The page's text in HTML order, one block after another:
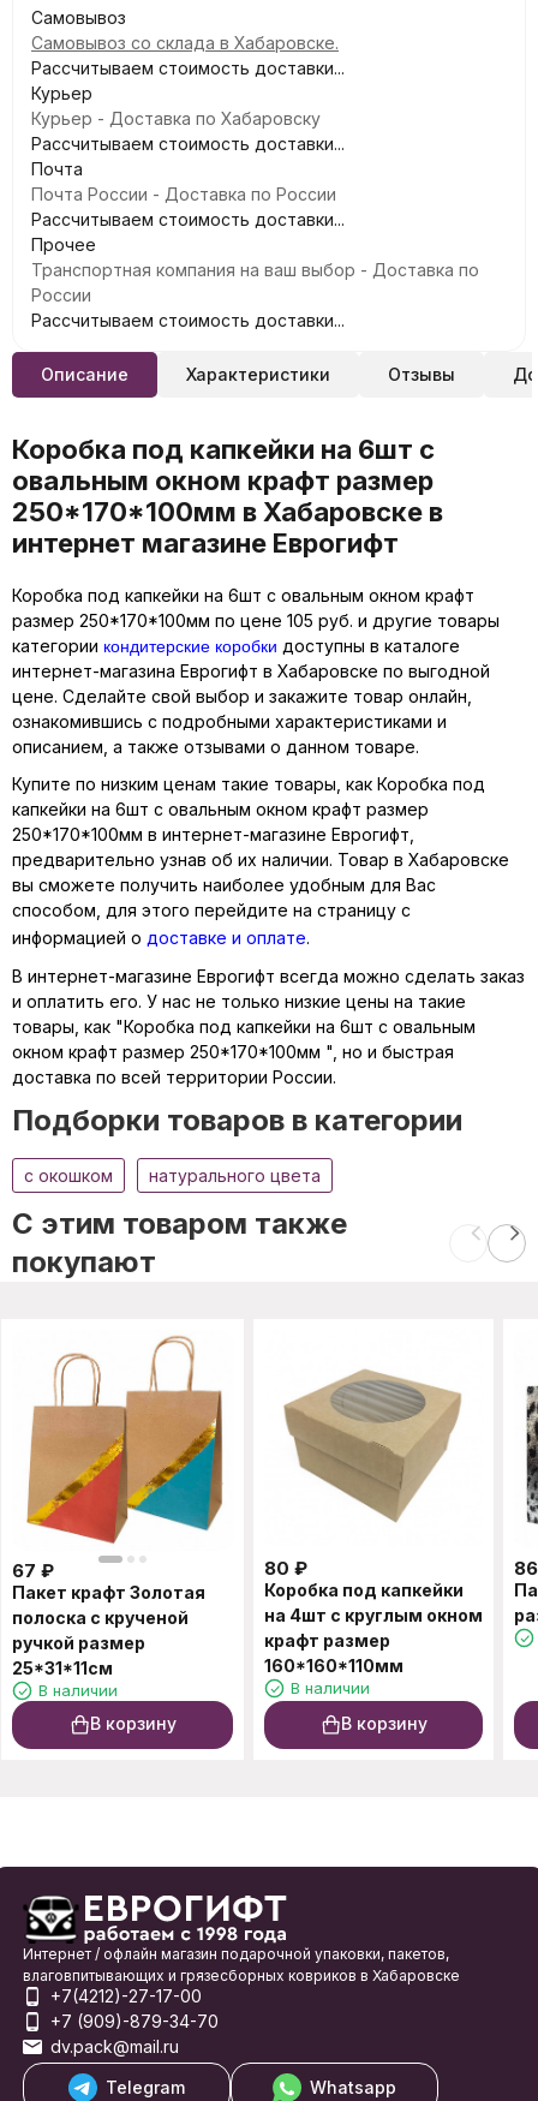
Самовывоз
Самовывоз со склада в Хабаровске.
Рассчитываем стоимость доставки...
Курьер
Курьер - Доставка по Хабаровску
Рассчитываем стоимость доставки...
Почта
Почта России - Доставка по России
Рассчитываем стоимость доставки...
Прочее
Транспортная компания на ваш выбор - Доставка по
России
Рассчитываем стоимость доставки...
Описание Характеристики Отзывы
Коробка под капкейки на 6шт с
овальным окном крафт размер
250*170*100мм в Хабаровске в
интернет магазине Еврогифт
Коробка под капкейки на 6шт с овальным окном крафт
размер 250*170*100мм по цене 105 руб. и другие товары
категории кондитерские коробки доступны в каталоге
интернет-магазина Еврогифт в Хабаровске по выгодной
цене. Сделайте свой выбор и закажите товар онлайн,
ознакомившись с подробными характеристиками и
описанием, а также отзывами о данном товаре.
Купите по низким ценам такие товары, как Коробка под
капкейки на 6шт с овальным окном крафт размер
250*170*100мм в интернет-магазине Еврогифт,
предварительно узнав об их наличии. Товар в Хабаровске
вы сможете получить наиболее удобным для Вас
способом, для этого перейдите на страницу с
информацией о доставке и оплате.
В интернет-магазине Еврогифт всегда можно сделать заказ
и оплатить его. У нас не только низкие цены на такие
товары, как "Коробка под капкейки на 6шт с овальным
окном крафт размер 250*170*100мм ", но и быстрая
доставка по всей территории России.
Подборки товаров в категории
c окошком натурального цвета
C этим товаром также
покупают
67 ₽
Пакет крафт Золотая
полоска с крученой
ручкой размер
25*31*11см
В наличии
В корзину
80 ₽
Коробка под капкейки
на 4шт с круглым окном
крафт размер
160*160*110мм
В наличии
В корзину
86
Интернет / офлайн магазин подарочной упаковки, пакетов,
влаговпитывающих и грязесборных ковриков в Хабаровске
+7(4212)-27-17-00
+7 (909)-879-34-70
dv.pack@mail.ru
Telegram
Whatsapp